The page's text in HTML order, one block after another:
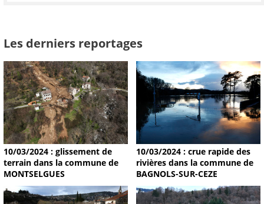
Les derniers reportages
10/03/2024 : glissement de
terrain dans la commune de
MONTSELGUES
10/03/2024 : crue rapide des
rivières dans la commune de
BAGNOLS-SUR-CEZE